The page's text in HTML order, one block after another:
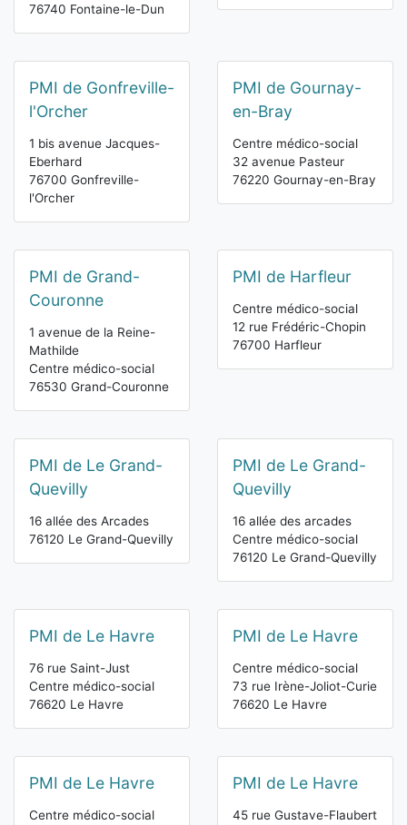
76740 Fontaine-le-Dun
PMI de Gonfreville-
l'Orcher
1 bis avenue Jacques-
Eberhard
76700 Gonfreville-
l'Orcher
PMI de Gournay-
en-Bray
Centre médico-social
32 avenue Pasteur
76220 Gournay-en-Bray
PMI de Grand-
Couronne
1 avenue de la Reine-
Mathilde
Centre médico-social
76530 Grand-Couronne
PMI de Harfleur
Centre médico-social
12 rue Frédéric-Chopin
76700 Harfleur
PMI de Le Grand-
Quevilly
16 allée des Arcades
76120 Le Grand-Quevilly
PMI de Le Grand-
Quevilly
16 allée des arcades
Centre médico-social
76120 Le Grand-Quevilly
PMI de Le Havre
76 rue Saint-Just
Centre médico-social
76620 Le Havre
PMI de Le Havre
Centre médico-social
73 rue Irène-Joliot-Curie
76620 Le Havre
PMI de Le Havre
Centre médico-social
PMI de Le Havre
45 rue Gustave-Flaubert